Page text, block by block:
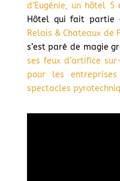
d’Eugénie, un hôtel
Hôtel qui fait partie
Relais & Chateaux de
s’est paré de magie
ses feux d’artifice
pour les entreprises
spectacles